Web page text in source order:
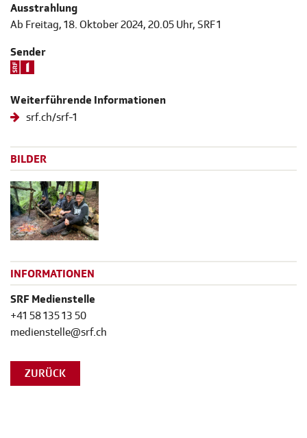
Ausstrahlung
Ab Freitag, 18. Oktober 2024, 20.05 Uhr, SRF 1
Sender
Weiterführende Informationen
srf.ch/srf-1
BILDER
INFORMATIONEN
SRF Medienstelle
+41 58 135 13 50
medienstelle@srf.ch
ZURÜCK